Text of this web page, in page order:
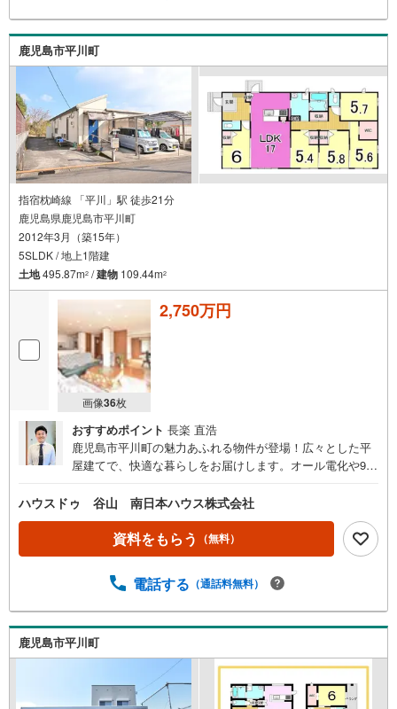
鹿児島市平川町
指宿枕崎線 「平川」駅 徒歩21分
鹿児島県鹿児島市平川町
2012年3月（築15年）
5SLDK / 地上1階建
土地495.87m2 /建物 109.44m2
画像36枚
2,750万円
おすすめポイント 長楽 直浩
鹿児島市平川町の魅力あふれる物件が登場！広々とした平
屋建てで、快適な暮らしをお届けします。オール電化や9.2
平川ヨットハウスや錦江湾公園、平川動物公園が近く、ア
クティブなライフスタイルに最適。南向きの明るいリビン
グ、5LDK＋WICで家族の成長にも対応。建物状態良好で安
心の住まい。庭には家庭菜園があり、新鮮な野菜を楽しむ
勤・通学も便利。桜島や錦江湾を望む絶好のロケーション
ハウスドゥ 谷山 南日本ハウス株式会社
資料をもらう （無料）
電話する （通話料無料）
鹿児島市平川町